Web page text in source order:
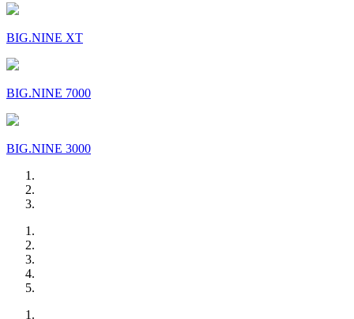
BIG.NINE XT
BIG.NINE 7000
BIG.NINE 3000